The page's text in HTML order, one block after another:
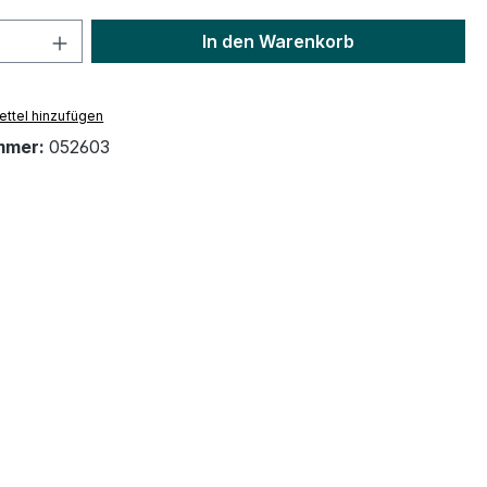
Anzahl: Gib den gewünschten Wert
In den Warenkorb
hinzufügen
052603